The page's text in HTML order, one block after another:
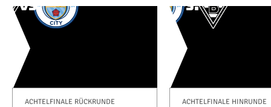
ACHTELFINALE RÜCKRUNDE ACHTELFINALE HINRUNDE